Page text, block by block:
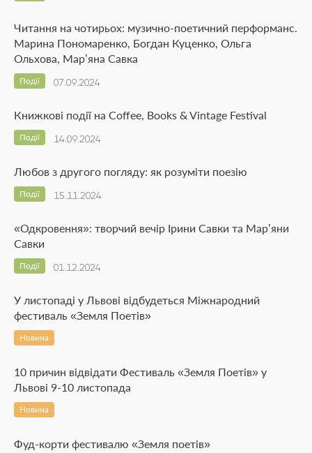
Читання на чотирьох: музично-поетичний перформанс.
Марина Пономаренко, Богдан Куценко, Ольга
Ольхова, Мар’яна Савка
07.09.2024
Події
Книжкові події на Coffee, Books & Vintage Festival
14.09.2024
Події
Любов з другого погляду: як розуміти поезію
15.11.2024
Події
«Одкровення»: творчий вечір Ірини Савки та Мар’яни
Савки
01.12.2024
Події
У листопаді у Львові відбудеться Міжнародний
фестиваль «Земля Поетів»
Новина
10 причин відвідати Фестиваль «Земля Поетів» у
Львові 9-10 листопада
Новина
Фуд-корти фестивалю «Земля поетів»